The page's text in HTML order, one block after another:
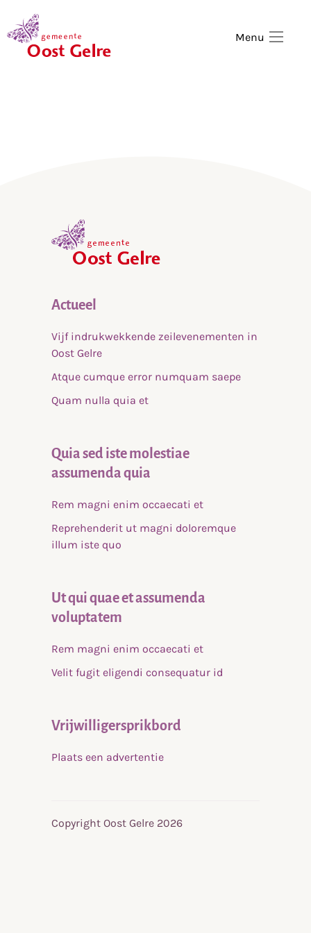
Menu
Actueel
Vijf indrukwekkende zeilevenementen in
Oost Gelre
Atque cumque error numquam saepe
Quam nulla quia et
Quia sed iste molestiae
assumenda quia
Rem magni enim occaecati et
Reprehenderit ut magni doloremque
illum iste quo
Ut qui quae et assumenda
voluptatem
Rem magni enim occaecati et
Velit fugit eligendi consequatur id
Vrijwilligersprikbord
Plaats een advertentie
Copyright Oost Gelre 2026